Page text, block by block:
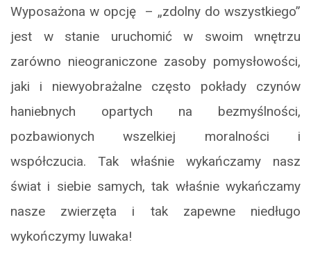
Wyposażona w opcję – „zdolny do wszystkiego”
jest w stanie uruchomić w swoim wnętrzu
zarówno nieograniczone zasoby pomysłowości,
jaki i niewyobrażalne często pokłady czynów
haniebnych opartych na bezmyślności,
pozbawionych wszelkiej moralności i
współczucia. Tak właśnie wykańczamy nasz
świat i siebie samych, tak właśnie wykańczamy
nasze zwierzęta i tak zapewne niedługo
wykończymy luwaka!